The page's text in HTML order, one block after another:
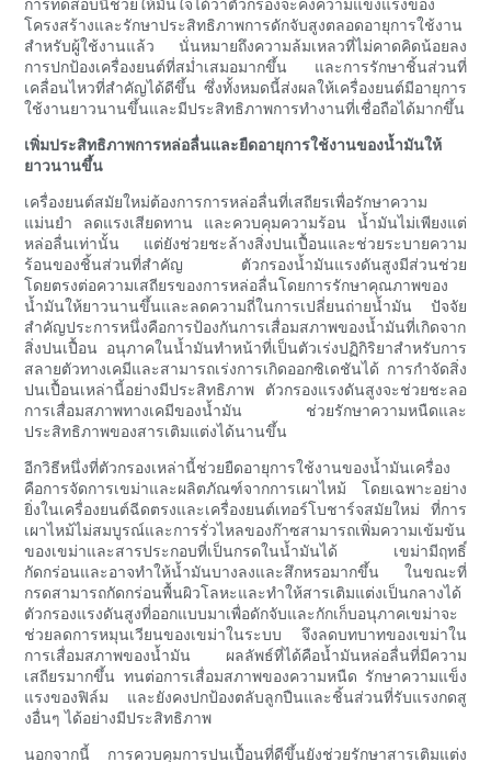
การทดสอบนี้ช่วยให้มั่นใจได้ว่าตัวกรองจะคงความแข็งแรงของ
โครงสร้างและรักษาประสิทธิภาพการดักจับสูงตลอดอายุการใช้งาน
สำหรับผู้ใช้งานแล้ว นั่นหมายถึงความล้มเหลวที่ไม่คาดคิดน้อยลง
การปกป้องเครื่องยนต์ที่สม่ำเสมอมากขึ้น และการรักษาชิ้นส่วนที่
เคลื่อนไหวที่สำคัญได้ดีขึ้น ซึ่งทั้งหมดนี้ส่งผลให้เครื่องยนต์มีอายุการ
ใช้งานยาวนานขึ้นและมีประสิทธิภาพการทำงานที่เชื่อถือได้มากขึ้น
เพิ่มประสิทธิภาพการหล่อลื่นและยืดอายุการใช้งานของน้ำมันให้
ยาวนานขึ้น
เครื่องยนต์สมัยใหม่ต้องการการหล่อลื่นที่เสถียรเพื่อรักษาความ
แม่นยำ ลดแรงเสียดทาน และควบคุมความร้อน น้ำมันไม่เพียงแต่
หล่อลื่นเท่านั้น แต่ยังช่วยชะล้างสิ่งปนเปื้อนและช่วยระบายความ
ร้อนของชิ้นส่วนที่สำคัญ ตัวกรองน้ำมันแรงดันสูงมีส่วนช่วย
โดยตรงต่อความเสถียรของการหล่อลื่นโดยการรักษาคุณภาพของ
น้ำมันให้ยาวนานขึ้นและลดความถี่ในการเปลี่ยนถ่ายน้ำมัน ปัจจัย
สำคัญประการหนึ่งคือการป้องกันการเสื่อมสภาพของน้ำมันที่เกิดจาก
สิ่งปนเปื้อน อนุภาคในน้ำมันทำหน้าที่เป็นตัวเร่งปฏิกิริยาสำหรับการ
สลายตัวทางเคมีและสามารถเร่งการเกิดออกซิเดชันได้ การกำจัดสิ่ง
ปนเปื้อนเหล่านี้อย่างมีประสิทธิภาพ ตัวกรองแรงดันสูงจะช่วยชะลอ
การเสื่อมสภาพทางเคมีของน้ำมัน ช่วยรักษาความหนืดและ
ประสิทธิภาพของสารเติมแต่งได้นานขึ้น
อีกวิธีหนึ่งที่ตัวกรองเหล่านี้ช่วยยืดอายุการใช้งานของน้ำมันเครื่อง
คือการจัดการเขม่าและผลิตภัณฑ์จากการเผาไหม้ โดยเฉพาะอย่าง
ยิ่งในเครื่องยนต์ฉีดตรงและเครื่องยนต์เทอร์โบชาร์จสมัยใหม่ ที่การ
เผาไหม้ไม่สมบูรณ์และการรั่วไหลของก๊าซสามารถเพิ่มความเข้มข้น
ของเขม่าและสารประกอบที่เป็นกรดในน้ำมันได้ เขม่ามีฤทธิ์
กัดกร่อนและอาจทำให้น้ำมันบางลงและสึกหรอมากขึ้น ในขณะที่
กรดสามารถกัดกร่อนพื้นผิวโลหะและทำให้สารเติมแต่งเป็นกลางได้
ตัวกรองแรงดันสูงที่ออกแบบมาเพื่อดักจับและกักเก็บอนุภาคเขม่าจะ
ช่วยลดการหมุนเวียนของเขม่าในระบบ จึงลดบทบาทของเขม่าใน
การเสื่อมสภาพของน้ำมัน ผลลัพธ์ที่ได้คือน้ำมันหล่อลื่นที่มีความ
เสถียรมากขึ้น ทนต่อการเสื่อมสภาพของความหนืด รักษาความแข็ง
แรงของฟิล์ม และยังคงปกป้องตลับลูกปืนและชิ้นส่วนที่รับแรงกดสู
งอื่นๆ ได้อย่างมีประสิทธิภาพ
นอกจากนี้ การควบคุมการปนเปื้อนที่ดีขึ้นยังช่วยรักษาสารเติมแต่ง